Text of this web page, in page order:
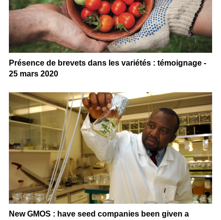
Présence de brevets dans les variétés : témoignage -
25 mars 2020
New GMOS : have seed companies been given a